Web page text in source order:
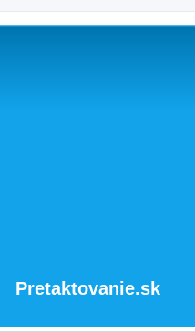
Pretaktovanie.sk